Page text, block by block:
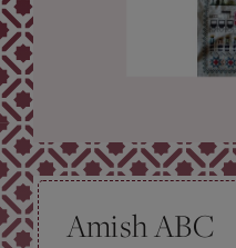
Amish ABC